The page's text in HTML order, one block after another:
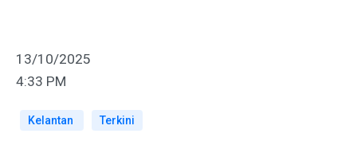
13/10/2025
4:33 PM
Kelantan Terkini